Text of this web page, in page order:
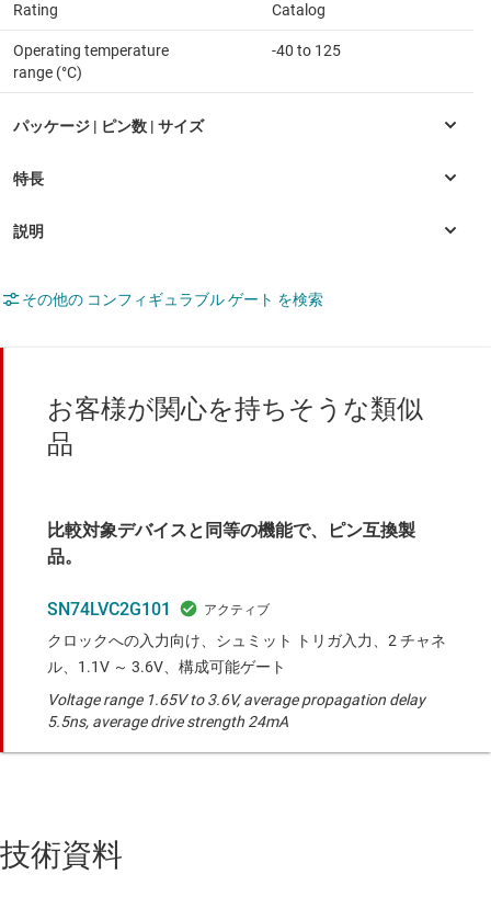
Rating Catalog
Operating temperature
range (°C)
-40 to 125
その他の コンフィギュラブル ゲート を検索
お客様が関心を持ちそうな類似
品
比較対象デバイスと同等の機能で、ピン互換製
品。
SN74LVC2G101
クロックへの入力向け、シュミット トリガ入力、2 チャネ
ル、1.1V ～ 3.6V、構成可能ゲート
Voltage range 1.65V to 3.6V, average propagation delay
5.5ns, average drive strength 24mA
技術資料